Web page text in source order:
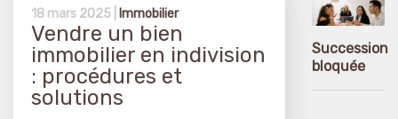
18 mars 2025 | Immobilier
Vendre un bien
immobilier en indivision
: procédures et
solutions
Succession
bloquée